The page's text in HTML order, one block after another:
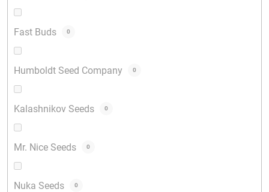
Fast Buds 0
Humboldt Seed Company 0
Kalashnikov Seeds 0
Mr. Nice Seeds 0
Nuka Seeds 0